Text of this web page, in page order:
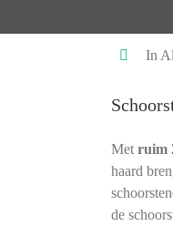
In
Met ruim
haard
de